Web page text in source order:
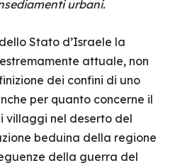
urbani.
Stato d’Israele la
attuale, non
dei confini di uno
per quanto concerne il
villaggi nel deserto del
beduina della regione
della guerra del